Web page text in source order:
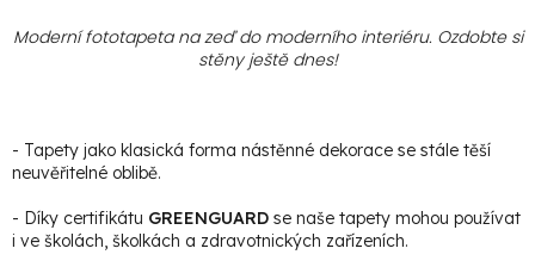
Moderní fototapeta na zeď do moderního interiéru. Ozdobte si
stěny ještě dnes!
- Tapety jako klasická forma nástěnné dekorace se stále těší
neuvěřitelné oblibě.
- Díky certifikátu GREENGUARD se naše tapety mohou používat
i ve školách, školkách a zdravotnických zařízeních.